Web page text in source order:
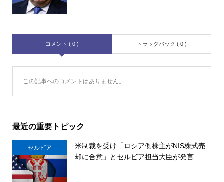
コメント ( 0 ) トラックバック ( 0 )
この記事へのコメントはありません。
最近の重要トピック
セルビア
米制裁を受け「ロシア側株主がNIS株式売
却に合意」とセルビア担当大臣が発言